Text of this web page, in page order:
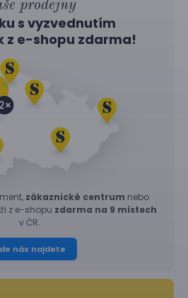
prodejny
s vyzvednutím
z e-shopu zdarma!
zákaznické centrum nebo
z e-shopu zdarma na 9 místech
v ČR.
nás najdete